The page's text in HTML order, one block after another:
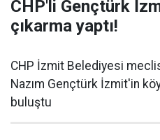
CHP'li Gençtürk
çıkarma yaptı!
CHP İzmit Belediyesi
Nazım Gençtürk İzmit'in
buluştu